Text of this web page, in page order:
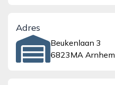
Adres
Beukenlaan 3
6823MA Arnhem